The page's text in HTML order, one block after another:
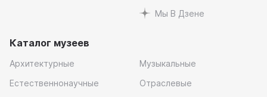
Мы В Дзене
Каталог музеев
Архитектурные
Естественнонаучные
Музыкальные
Отраслевые